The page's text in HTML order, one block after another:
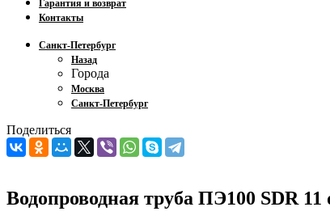
Гарантия и возврат
Контакты
Санкт-Петербург
Назад
Города
Москва
Санкт-Петербург
Поделиться
Водопроводная труба ПЭ100 SDR 11